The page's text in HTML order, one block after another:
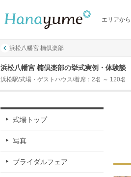
エリアか
浜松八幡宮 楠倶楽部
浜松八幡宮 楠倶楽部の挙式実例・体験談
浜松駅/式場・ゲストハウス/着席：2名 ～ 120名
式場トップ
写真
ブライダルフェア